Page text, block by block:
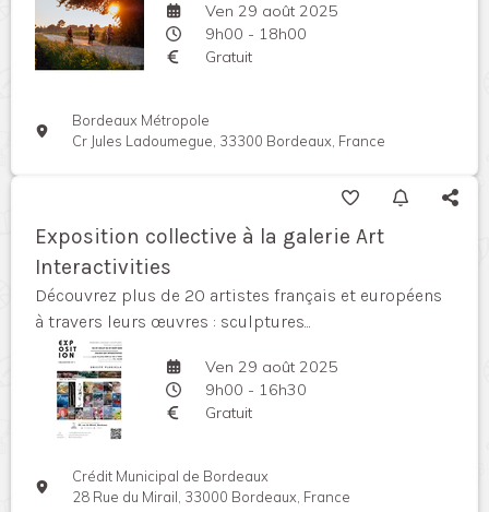
Ven 29 août 2025
9h00 - 18h00
Gratuit
Bordeaux Métropole
Cr Jules Ladoumegue, 33300 Bordeaux, France
Exposition collective à la galerie Art
Interactivities
Découvrez plus de 20 artistes français et européens
à travers leurs œuvres : sculptures...
Ven 29 août 2025
9h00 - 16h30
Gratuit
Crédit Municipal de Bordeaux
28 Rue du Mirail, 33000 Bordeaux, France